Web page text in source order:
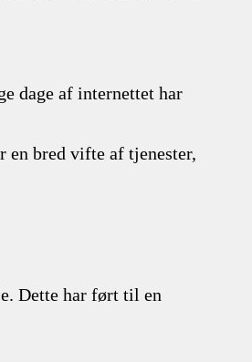
dage af internettet har
en bred vifte af tjenester,
Dette har ført til en